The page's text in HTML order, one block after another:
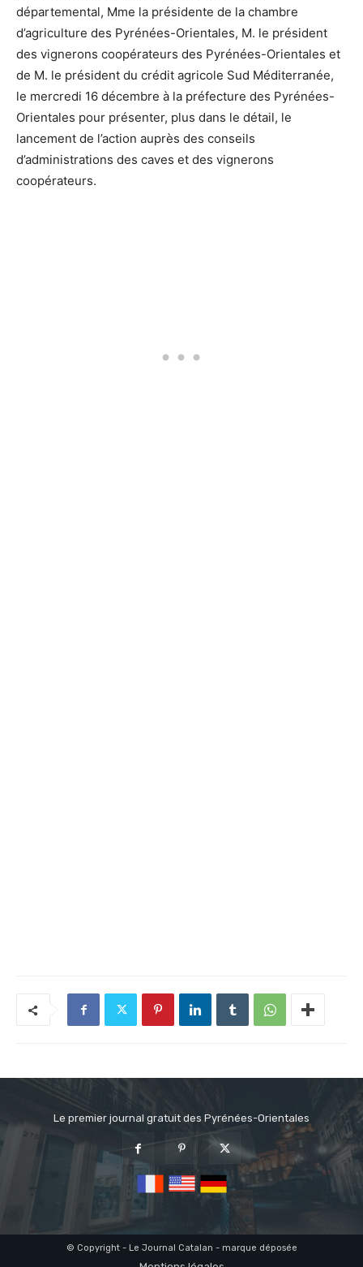
départemental, Mme la présidente de la chambre
d’agriculture des Pyrénées-Orientales, M. le président
des vignerons coopérateurs des Pyrénées-Orientales et
de M. le président du crédit agricole Sud Méditerranée,
le mercredi 16 décembre à la préfecture des Pyrénées-
Orientales pour présenter, plus dans le détail, le
lancement de l’action auprès des conseils
d’administrations des caves et des vignerons
coopérateurs.
Le premier journal gratuit des Pyrénées-Orientales
© Copyright - Le Journal Catalan - marque déposée